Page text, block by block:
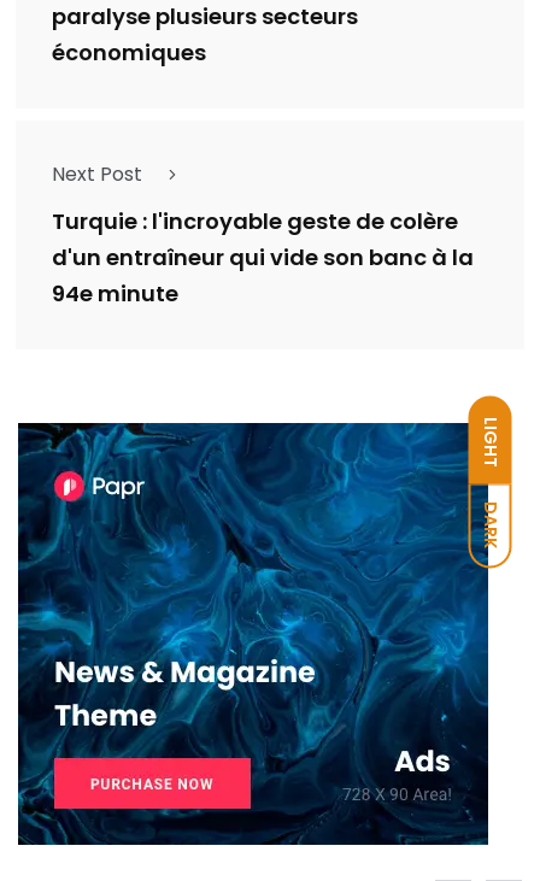
LIGHT
DARK
paralyse plusieurs secteurs
économiques
Next Post
Turquie : l'incroyable geste de colère
d'un entraîneur qui vide son banc à la
94e minute